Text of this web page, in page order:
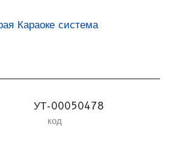
Караоке система
УТ-00050478
код